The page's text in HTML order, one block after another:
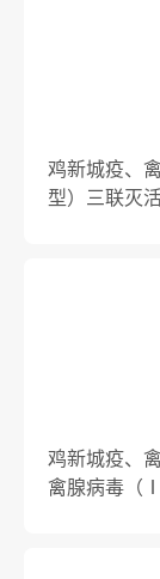
鸡新城疫、
型）三联灭
鸡新城疫、
禽腺病毒（